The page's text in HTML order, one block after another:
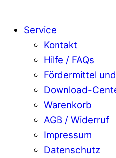
Service
Kontakt
Hilfe / FAQs
Fördermittel
Download-
Warenkorb
AGB / Widerruf
Impressum
Datenschutz